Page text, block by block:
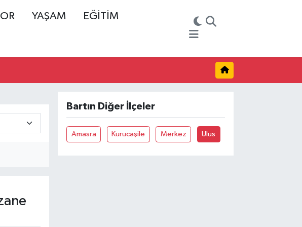
YAŞAM EĞİTİM
Bartın Diğer İlçeler
Amasra Kurucaşile Merkez Ulus